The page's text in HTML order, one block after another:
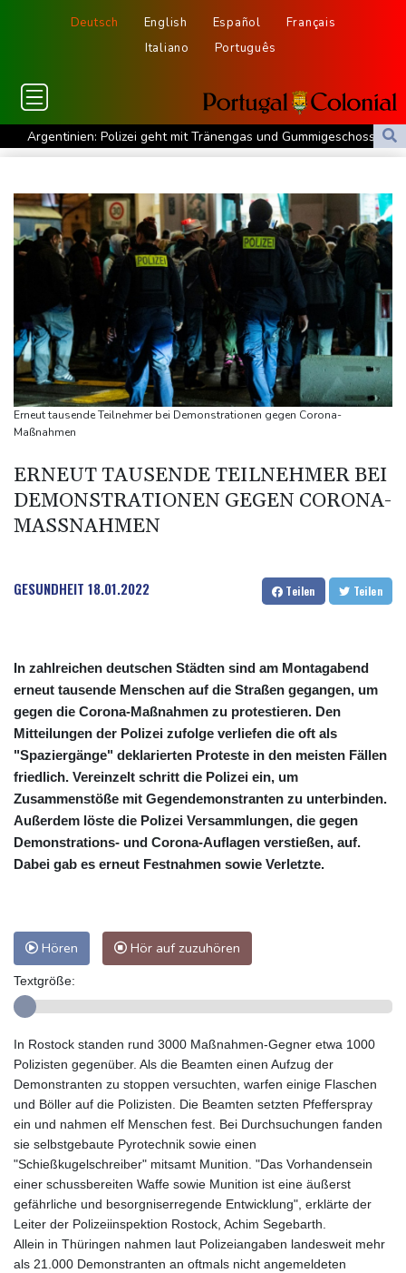
Deutsch English Español
Français
Italiano
Português
Argentinien: Polizei geht mit Tränengas und Gummigeschossen
gegen Proteste vor
Grindel erwartet nahendes Ende der Ära Infantino
Regierung will bei Klimaschutz vorerst nicht nachsteuern - Kritik
der Grünen
Hitze und Niedrigwasser: Städte- und Gemeindebund fordert
"nationalen Kraftakt"
Infantinos Investorenplan: FIFA-Experte fordert Aufarbeitung
Biathlon-Olympiasieger Jacquelin wird Teilzeit-Radprofi
Kircher: VAR nicht "zu kleinteilig" einsetzen
Kreise: Türkei will mit Pakistan und Saudi-Arabien
Sprengstoff-Drohne am Leipziger Flughafen:
Bundesanwaltschaft übernimmt Ermittlungen
Erneut tausende Teilnehmer bei Demonstrationen gegen Corona-
Maßnahmen
ERNEUT TAUSENDE TEILNEHMER BEI
DEMONSTRATIONEN GEGEN CORONA-
MASSNAHMEN
GESUNDHEIT 18.01.2022 Teilen Teilen
In zahlreichen deutschen Städten sind am Montagabend
erneut tausende Menschen auf die Straßen gegangen, um
gegen die Corona-Maßnahmen zu protestieren. Den
Mitteilungen der Polizei zufolge verliefen die oft als
"Spaziergänge" deklarierten Proteste in den meisten Fällen
friedlich. Vereinzelt schritt die Polizei ein, um
Zusammenstöße mit Gegendemonstranten zu unterbinden.
Außerdem löste die Polizei Versammlungen, die gegen
Demonstrations- und Corona-Auflagen verstießen, auf.
Dabei gab es erneut Festnahmen sowie Verletzte.
Hören Hör auf zuzuhören
Textgröße:
In Rostock standen rund 3000 Maßnahmen-Gegner etwa 1000
Polizisten gegenüber. Als die Beamten einen Aufzug der
Demonstranten zu stoppen versuchten, warfen einige Flaschen
und Böller auf die Polizisten. Die Beamten setzten Pfefferspray
ein und nahmen elf Menschen fest. Bei Durchsuchungen fanden
sie selbstgebaute Pyrotechnik sowie einen
"Schießkugelschreiber" mitsamt Munition. "Das Vorhandensein
einer schussbereiten Waffe sowie Munition ist eine äußerst
gefährliche und besorgniserregende Entwicklung", erklärte der
Leiter der Polizeiinspektion Rostock, Achim Segebarth.
Allein in Thüringen nahmen laut Polizeiangaben landesweit mehr
als 21.000 Demonstranten an oftmals nicht angemeldeten